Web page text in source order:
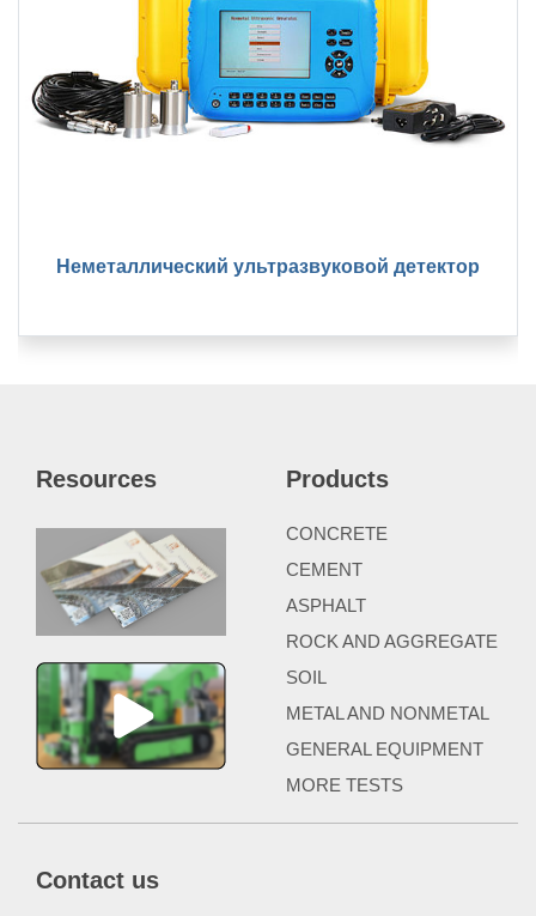
Неметаллический ультразвуковой детектор
Resources Products
CONCRETE
CEMENT
ASPHALT
ROCK AND AGGREGATE
SOIL
METAL AND NONMETAL
GENERAL EQUIPMENT
MORE TESTS
Contact us